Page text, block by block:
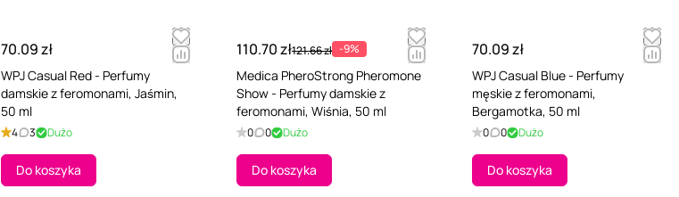
70.09 zł
WPJ Casual Red - Perfumy
damskie z feromonami, Jaśmin,
50 ml
4 3 Dużo
Do koszyka
110.70 zł121.66 zł -9%
Medica PheroStrong Pheromone
Show - Perfumy damskie z
feromonami, Wiśnia, 50 ml
0 0 Dużo
Do koszyka
70.09 zł
WPJ Casual Blue - Perfumy
męskie z feromonami,
Bergamotka, 50 ml
0 0 Dużo
Do koszyka